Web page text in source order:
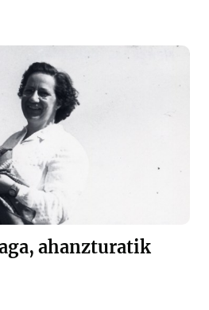
ahanzturatik